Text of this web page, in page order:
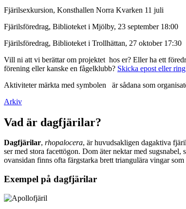
Fjärilsexkursion, Konsthallen Norra Kvarken 11 juli
Fjärilsföredrag, Biblioteket i Mjölby, 23 september 18:00
Fjärilsföredrag, Biblioteket i Trollhättan, 27 oktober 17:30
Vill ni att vi berättar om projektet hos er? Eller ha ett
förening eller kanske en fågelklubb? Skicka epost eller
Aktiviteter märkta med symbolen
är sådana som
Arkiv
Vad är dagfjärilar?
Dagfjärilar, rhopalocera, är huvudsakligen dagaktiva
ser med stora facettögon. Dom äter nektar med
ovansidan finns ofta färgstarka brett triangulära vingar
Exempel på dagfjärilar